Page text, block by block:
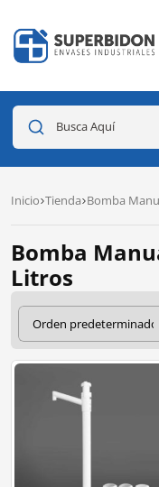
Busca Aquí
Inicio Tienda Bomba
Bomba
Litros